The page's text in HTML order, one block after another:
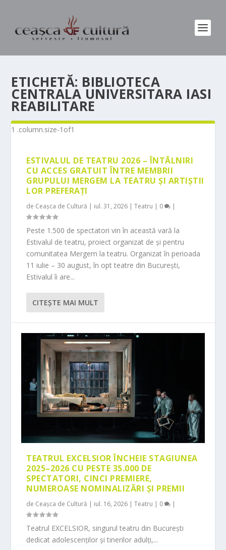
ETICHETĂ: BIBLIOTECA
CENTRALA UNIVERSITARA IASI
REABILITARE
ESTIVALUL DE TEATRU 2026 – ÎNTÂLNIRI
CU ACCES GRATUIT ÎNTRE MEMBRII
GRUPULUI MERGEM LA TEATRU ȘI ARTIȘTII
LOR PREFERAȚI
de Ceașca de Cultură | iul. 31, 2026 |Teatru | 0 |
Peste 1.500 de spectatori vin în această vară la
Estivalul de teatru, proiect organizat de și pentru
comunitatea Mergem la teatru. Organizat în perioada
11 iulie – 30 august, în opt teatre din București,
Estivalul îi are...
CITEŞTE MAI MULT
TEATRUL EXCELSIOR ÎNCHEIE STAGIUNEA
2025–2026 CU PESTE 35.000 DE
SPECTATORI, CINCI PREMIERE,
NUMEROASE NOMINALIZĂRI ȘI PREMII
de Ceașca de Cultură | iul. 16, 2026 |Teatru | 0 |
Teatrul EXCELSIOR, singurul teatru din București
dedicat adolescenților și tinerilor adulți,...